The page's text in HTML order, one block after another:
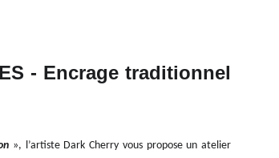
- Encrage traditionnel
», l’artiste Dark Cherry vous propose un atelier